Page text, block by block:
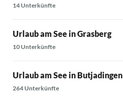
14 Unterkünfte
Urlaub am See in Grasberg
10 Unterkünfte
Urlaub am See in Butjadingen
264 Unterkünfte